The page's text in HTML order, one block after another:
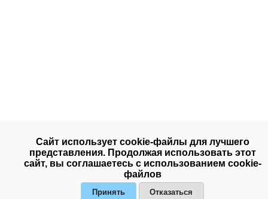
Сайт использует cookie-файлы для лучшего
представления. Продолжая использовать этот
сайт, вы соглашаетесь с использованием cookie-
файлов
Принять Отказаться